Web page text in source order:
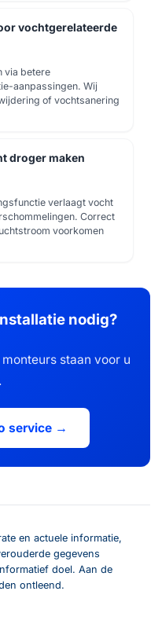
vochtgerelateerde
via betere
aanpassingen. Wij
of vochtsanering
droger maken
verlaagt vocht
Correct
voorkomen
nodig?
staan voor u
service →
en actuele informatie,
gegevens
doel. Aan de
ontleend.